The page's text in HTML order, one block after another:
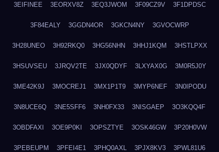
3EIFINEE 3EORXV8Z 3EQ3JWOM 3F09CZ9V 3F1DPDSC
3F84EALY 3GGDN4OR 3GKCN4NY 3GVOCWRP
3H28UNEO 3H92RKQ0 3HG56NHN 3HHJ1KQM 3HSTLPXX
3HSUVSEU 3JRQV2TE 3JX0QDYF 3LXYAX0G 3M0R5J0Y
3ME42K9J 3MOCREJ1 3MX1P1T9 3MYP6NEF 3N0IPODU
3N8UCE6Q 3NE5SFF6 3NH0FX33 3NISGAEP 3O3KQQ4F
3OBDFAXI 3OE9P0KI 3OPSZTYE 3OSK46GW 3P20H0VW
3PEBEUPM 3PFEI4E1 3PHQ0AXL 3PJX8KV3 3PWL81U6